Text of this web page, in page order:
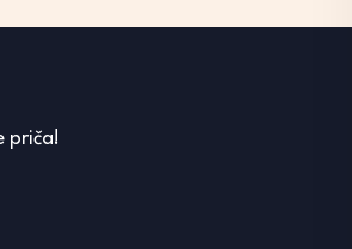
priča!